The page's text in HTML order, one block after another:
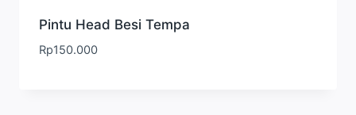
Pintu Head Besi Tempa
Rp150.000